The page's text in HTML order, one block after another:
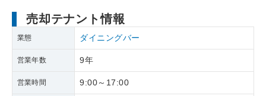
売却テナント情報
業態 ダイニングバー
営業年数 9年
営業時間 9:00～17:00